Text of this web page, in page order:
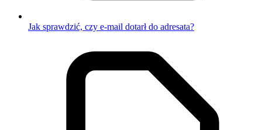
Jak sprawdzić, czy e-mail dotarł do adresata?